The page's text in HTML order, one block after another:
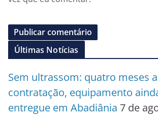
Últimas Notícias
Sem ultrassom: quatro meses
contratação, equipamento
entregue em Abadiânia 7 de